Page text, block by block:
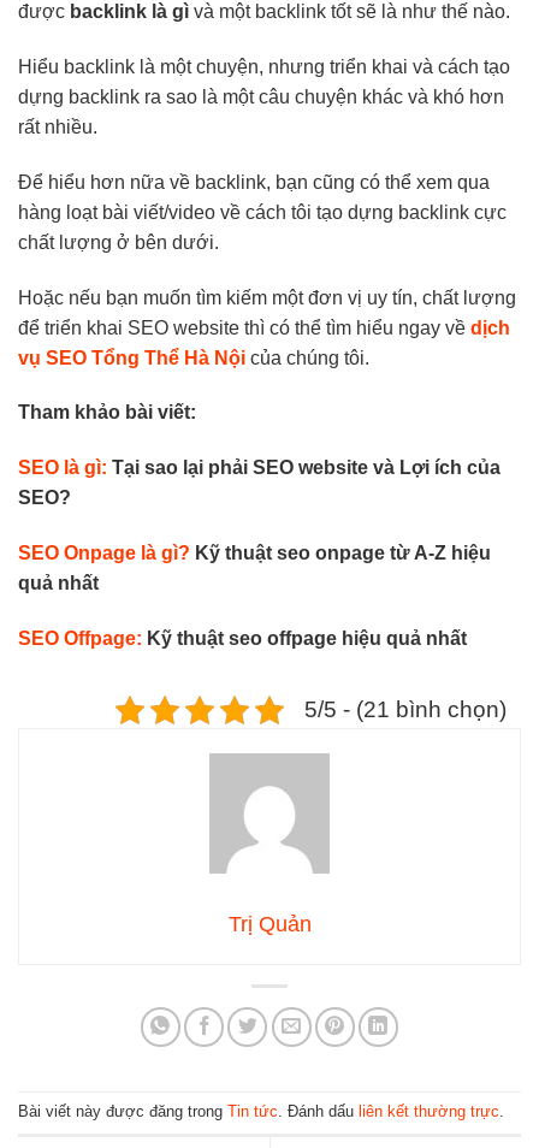
được backlink là gì và một backlink tốt sẽ là như thế nào.
Hiểu backlink là một chuyện, nhưng triển khai và cách tạo
dựng backlink ra sao là một câu chuyện khác và khó hơn
rất nhiều.
Để hiểu hơn nữa về backlink, bạn cũng có thể xem qua
hàng loạt bài viết/video về cách tôi tạo dựng backlink cực
chất lượng ở bên dưới.
Hoặc nếu bạn muốn tìm kiếm một đơn vị uy tín, chất lượng
để triển khai SEO website thì có thể tìm hiểu ngay về dịch
vụ SEO Tổng Thể Hà Nội của chúng tôi.
Tham khảo bài viết:
SEO là gì: Tại sao lại phải SEO website và Lợi ích của
SEO?
SEO Onpage là gì? Kỹ thuật seo onpage từ A-Z hiệu
quả nhất
SEO Offpage: Kỹ thuật seo offpage hiệu quả nhất
5/5 - (21 bình chọn)
Trị Quản
Bài viết này được đăng trong Tin tức. Đánh dấu liên kết thường trực.